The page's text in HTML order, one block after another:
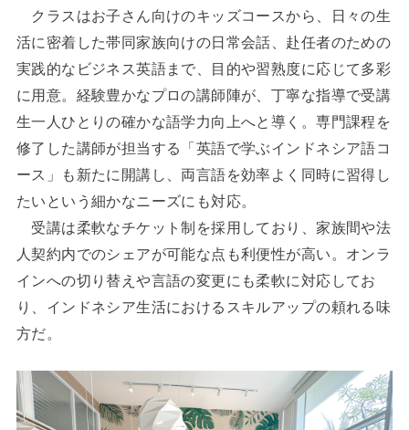
クラスはお子さん向けのキッズコースから、日々の生
活に密着した帯同家族向けの日常会話、赴任者のための
実践的なビジネス英語まで、目的や習熟度に応じて多彩
に用意。経験豊かなプロの講師陣が、丁寧な指導で受講
生一人ひとりの確かな語学力向上へと導く。専門課程を
修了した講師が担当する「英語で学ぶインドネシア語コ
ース」も新たに開講し、両言語を効率よく同時に習得し
たいという細かなニーズにも対応。
受講は柔軟なチケット制を採用しており、家族間や法
人契約内でのシェアが可能な点も利便性が高い。オンラ
インへの切り替えや言語の変更にも柔軟に対応してお
り、インドネシア生活におけるスキルアップの頼れる味
方だ。